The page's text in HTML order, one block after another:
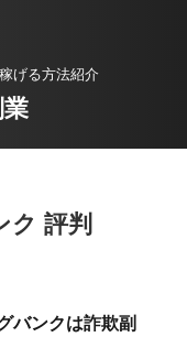
げる方法紹介
ク 評判
バンクは詐欺副